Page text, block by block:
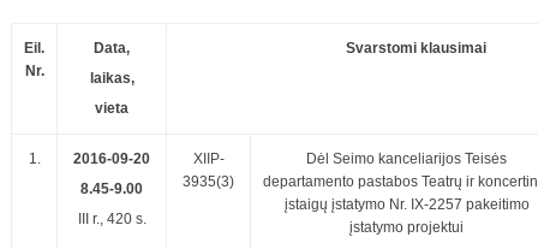
Eil.
Nr.
Data,
laikas,
vieta
Svarstomi klausimai
1.
2016-09-20
8.45-9.00
III r., 420 s.
XIIP-
3935(3)
Dėl Seimo kanceliarijos Teisės
departamento pastabos Teatrų ir
įstaigų įstatymo Nr. IX-2257 pakeitimo
įstatymo projektui